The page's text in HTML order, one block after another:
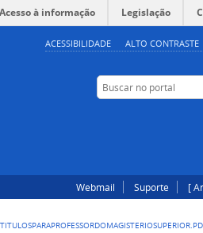
ACESSIBILIDADE ALTO CONTRASTE
Acesso à informação Legislação
Buscar no portal
Webmail Suporte [